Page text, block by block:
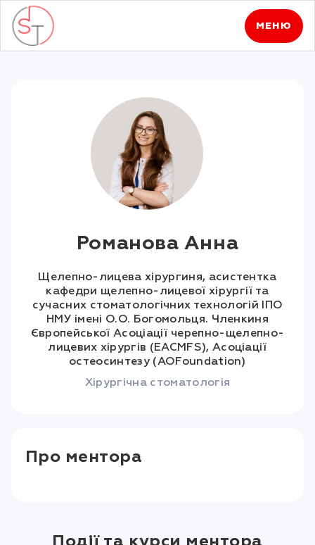
МЕНЮ
Романова Анна
Щелепно-лицева хірургиня, асистентка
кафедри щелепно-лицевої хірургії та
сучасних стоматологічних технологій ІПО
НМУ імені О.О. Богомольця. Членкиня
Європейської Асоціації черепно-щелепно-
лицевих хірургів (EACMFS), Асоціації
остеосинтезу (AOFoundation)
Хірургічна стоматологія
Про ментора
Події та курси ментора